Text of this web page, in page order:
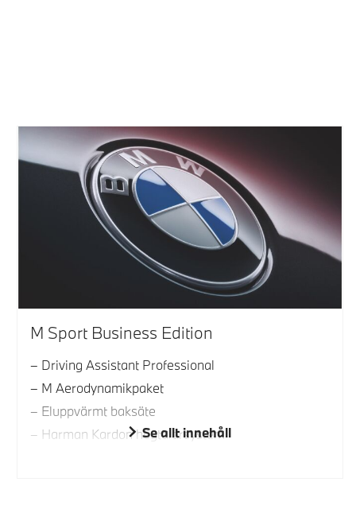
M Sport Business Edition
Driving Assistant Professional
M Aerodynamikpaket
Eluppvärmt baksäte
Harman Kardon högtalarsystem
Se allt innehåll